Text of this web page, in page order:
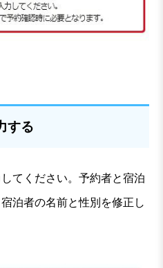
する
てください。予約者と宿泊
泊者の名前と性別を修正し